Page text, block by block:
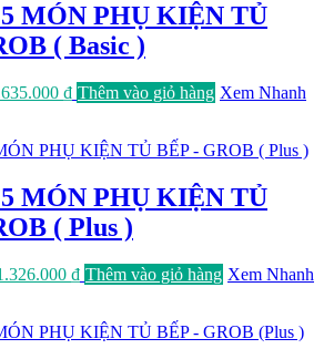
MÓN PHỤ KIỆN TỦ
( Basic )
₫.
₫Giá
là:
Thêm vào giỏ hàng Xem Nhanh
MÓN PHỤ KIỆN TỦ
( Plus )
₫.
₫Giá
là:
Thêm vào giỏ hàng Xem Nhanh